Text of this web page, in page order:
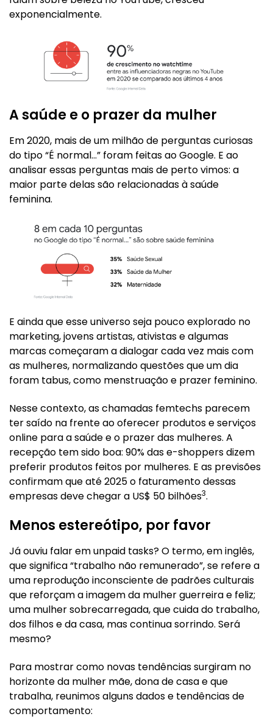
exponencialmente.
A saúde e o prazer da mulher
Em 2020, mais de um milhão de perguntas curiosas
do tipo “É normal…” foram feitas ao Google. E ao
analisar essas perguntas mais de perto vimos: a
maior parte delas são relacionadas à saúde
feminina.
E ainda que esse universo seja pouco explorado no
marketing, jovens artistas, ativistas e algumas
marcas começaram a dialogar cada vez mais com
as mulheres, normalizando questões que um dia
foram tabus, como menstruação e prazer feminino.
Nesse contexto, as chamadas femtechs parecem
ter saído na frente ao oferecer produtos e serviços
online para a saúde e o prazer das mulheres. A
recepção tem sido boa: 90% das e-shoppers dizem
preferir produtos feitos por mulheres. E as previsões
confirmam que até 2025 o faturamento dessas
empresas deve chegar a US$ 50 bilhões3.
Menos estereótipo, por favor
Já ouviu falar em unpaid tasks? O termo, em inglês,
que significa “trabalho não remunerado”, se refere a
uma reprodução inconsciente de padrões culturais
que reforçam a imagem da mulher guerreira e feliz;
uma mulher sobrecarregada, que cuida do trabalho,
dos filhos e da casa, mas continua sorrindo. Será
mesmo?
Para mostrar como novas tendências surgiram no
horizonte da mulher mãe, dona de casa e que
trabalha, reunimos alguns dados e tendências de
comportamento: